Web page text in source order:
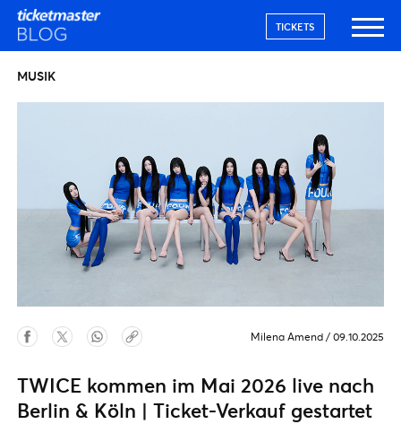
TICKETS
MUSIK
Milena Amend / 09.10.2025
TWICE kommen im Mai 2026 live nach
Berlin & Köln | Ticket-Verkauf gestartet